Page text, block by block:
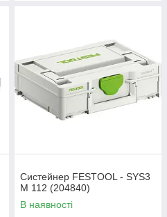
Систейнер FESTOOL - SYS3
M 112 (204840)
В наявності